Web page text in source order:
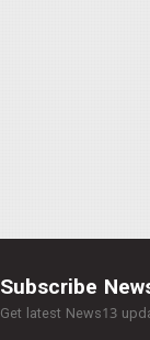
Subscribe
Get latest News13